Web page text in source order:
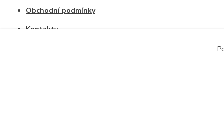
Obchodní podmínky
Kontakty